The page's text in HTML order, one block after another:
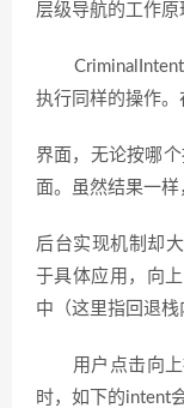
层级导航的工作原
CriminalIntent
执行同样的操作
界面，无论按哪
面。虽然结果一
后台实现机制却
于具体应用，向
中（这里指回退栈
用户点击向上
时，如下的intent